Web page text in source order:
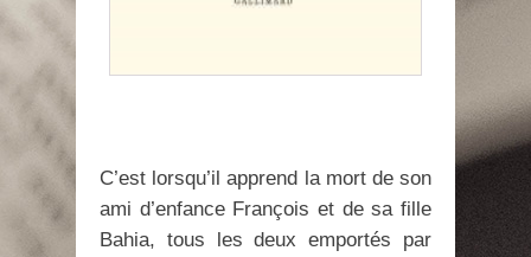
C’est lorsqu’il apprend la mort de son
ami d’enfance François et de sa fille
Bahia, tous les deux emportés par